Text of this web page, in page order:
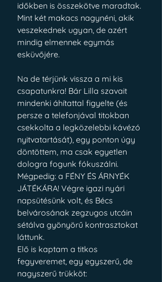
időkben is összekötve maradtak.
Mint két makacs nagynéni, akik
veszekednek ugyan, de azért
mindig elmennek egymás
esküvőjére.
Na de térjünk vissza a mi kis
csapatunkra! Bár Lilla szavait
mindenki áhítattal figyelte (és
persze a telefonjával titokban
csekkolta a legközelebbi kávézó
nyitvatartását), egy ponton úgy
döntöttem, ma csak egyetlen
dologra fogunk fókuszálni.
Mégpedig: a FÉNY ÉS ÁRNYÉK
JÁTÉKÁRA! Végre igazi nyári
napsütésünk volt, és Bécs
belvárosának zegzugos utcáin
sétálva gyönyörű kontrasztokat
láttunk.
Elő is kaptam a titkos
fegyveremet, egy egyszerű, de
nagyszerű trükköt: